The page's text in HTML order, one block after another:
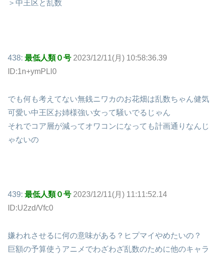
＞中王区と乱数
438: 最低人類０号 2023/12/11(月) 10:58:36.39
ID:1n+ymPLl0
でも何も考えてない無銭ニワカのお花畑は乱数ちゃん健気
可愛い中王区お姉様強い女って騒いでるじゃん
それでコア層が減ってオワコンになっても計画通りなんじ
ゃないの
439: 最低人類０号 2023/12/11(月) 11:11:52.14
ID:U2zd/Vfc0
嫌われさせるに何の意味がある？ヒプマイやめたいの？
巨額の予算使うアニメでわざわざ乱数のために他のキャラ